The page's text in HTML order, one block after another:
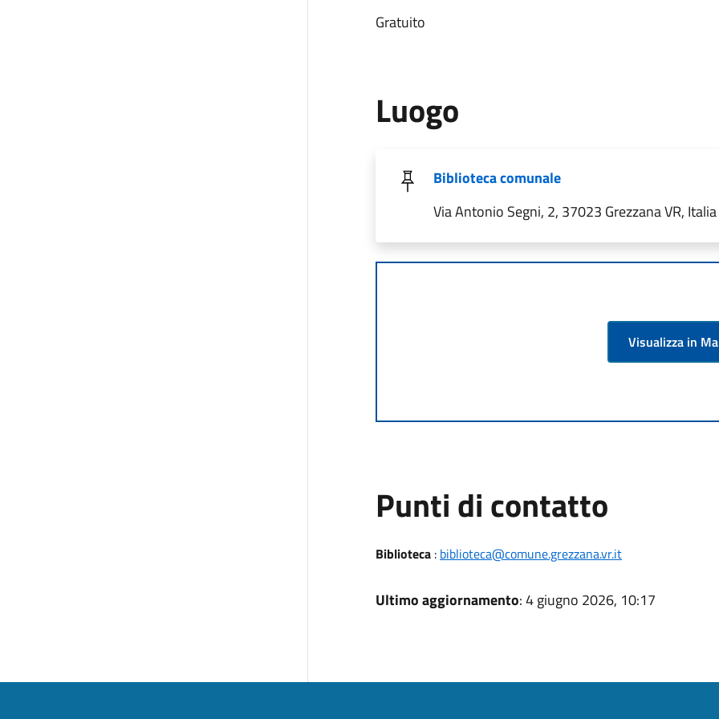
Gratuito
Luogo
Biblioteca comunale
Via Antonio Segni, 2, 37023 Grezzana VR, Italia
Visualizza in
Punti di contatto
Biblioteca: biblioteca@comune.grezzana.vr.it
Ultimo aggiornamento: 4 giugno 2026, 10:17